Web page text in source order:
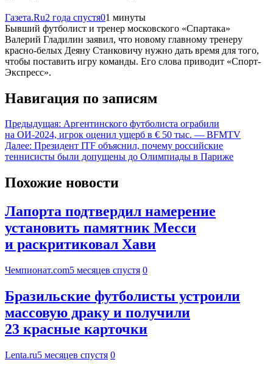
Газета.Ru2 года спустя01 минуты
Бывший футболист и тренер московского «Спартака»
Валерий Гладилин заявил, что новому главному тренеру
красно-белых Деяну Станковичу нужно дать время для того,
чтобы поставить игру команды. Его слова приводит «Спорт-
Экспресс».
Навигация по записям
Предыдущая: Аргентинского футболиста ограбили
на ОИ-2024, игрок оценил ущерб в € 50 тыс. — BFMTV
Далее: Президент ITF объяснил, почему российские
теннисисты были допущены до Олимпиады в Париже
Похожие новости
Лапорта подтвердил намерение
установить памятник Месси
и раскритиковал Хави
Чемпионат.com5 месяцев спустя 0
Бразильские футболисты устроили
массовую драку и получили
23 красные карточки
Lenta.ru5 месяцев спустя 0